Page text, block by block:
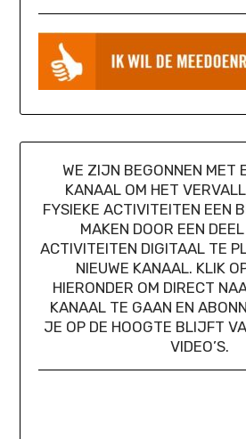
WE ZIJN BEGONNEN MET
KANAAL OM HET
FYSIEKE ACTIVITEITEN EEN
MAKEN DOOR EEN
ACTIVITEITEN DIGITAAL TE
NIEUWE KANAAL. KLIK
HIERONDER OM DIRECT
KANAAL TE GAAN EN
JE OP DE HOOGTE BLIJFT
VIDEO’S.